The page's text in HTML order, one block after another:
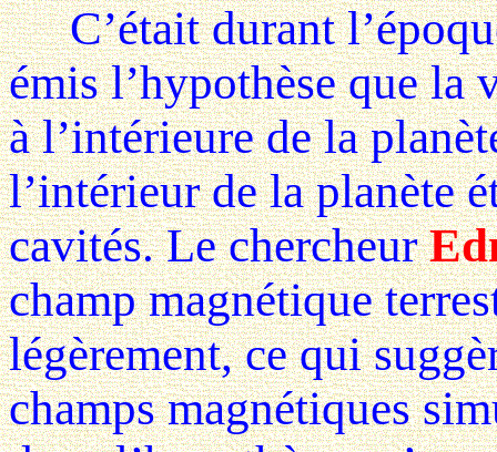
C’était durant
émis l’hypothèse que la
à l’intérieure de la
l’intérieur de la planète
cavités. Le chercheur
champ magnétique
légèrement, ce qui
champs magnétiques